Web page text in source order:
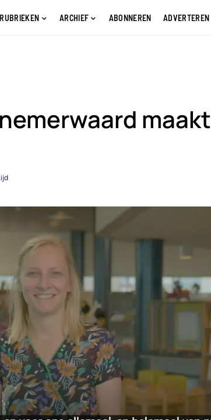
RUBRIEKEN ARCHIEF ABONNEREN ADVERTEREN
maakt